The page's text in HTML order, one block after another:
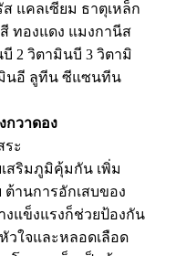
แคลเซียม ธาตุเหล็ก
ทองแดง แมงกานีส
2 วิตามินบี 3 วิตามิ
มินอี ลูทีน ซีแซนทีน
กวาดอง
ะ
สริมภูมิคุ้มกัน เพิ่ม
ต้านการอักเสบของ
งแข็งแรงก็ช่วยป้องกัน
วใจและหลอดเลือด